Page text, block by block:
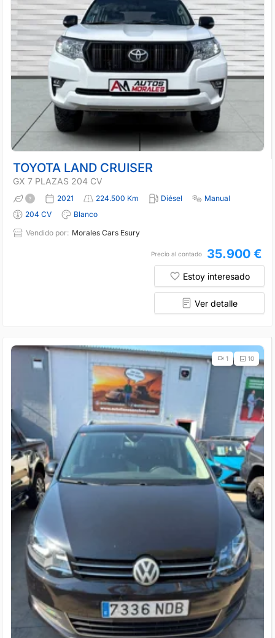
TOYOTA LAND CRUISER
GX 7 PLAZAS 204 CV
2021 224.500 Km Diésel
Manual
204 CV
Blanco
Vendido por: Morales Cars Esury
Precio al contado 35.900 €
Estoy interesado
Ver detalle
10
1